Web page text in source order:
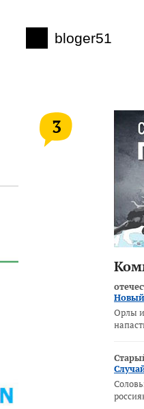
bloger51
3
Орлы